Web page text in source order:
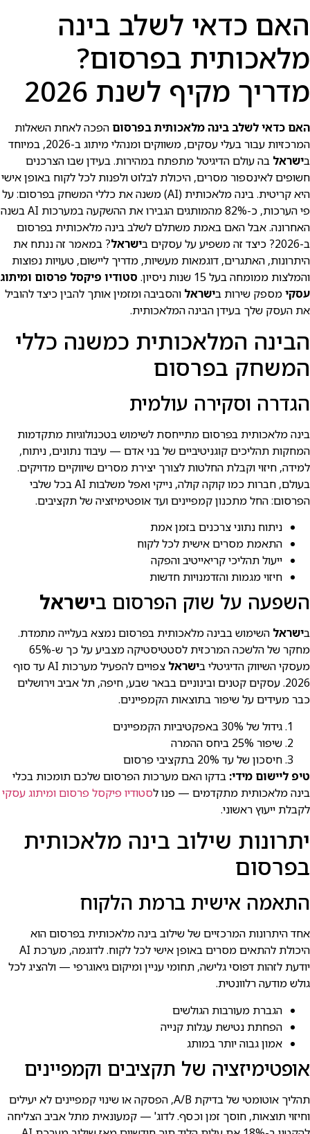
האם כדאי לשלב בינה
מלאכותית בפרסום?
מדריך מקיף לשנת 2026
האם כדאי לשלב בינה מלאכותית בפרסום הפכה לאחת השאלות
המרכזיות עבור בעלי עסקים, משווקים ומנהלי מיתוג ב-2026, במיוחד
בישראל בה עולם הדיגיטל מתפתח במהירות. בעידן שבו הצרכנים
חשופים לאינספור מסרים, היכולת לבלוט ולפנות לכל לקוח באופן אישי
היא קריטית. בינה מלאכותית (AI) משנה את כללי המשחק בפרסום: על
פי הערכות, כ-82% מהמותגים הגבירו את ההשקעה במערכות AI בשנה
האחרונה. אבל האם באמת משתלם לשלב בינה מלאכותית בפרסום
ב-2026? כיצד זה משפיע על עסקים ב
ישראל? במאמר זה ננתח את
היתרונות, האתגרים, דוגמאות מעשיות, מדריך ליישום, טעויות נפוצות
והמלצות ממומחה בעל 15 שנות ניסיון.
סטודיו פיקסל פרסום ומיתוג
עסקימספק שירות בישראל והסביבה ומזמין אותך להבין כיצד להוביל
את העסק שלך בעידן הבינה המלאכותית.
הבינה המלאכותית כמשנה כללי
המשחק בפרסום
הגדרה וסקירה עולמית
בינה מלאכותית בפרסום מתייחסת לשימוש בטכנולוגיות מתקדמות
המחקות תהליכים קוגניטיביים של בני אדם — עיבוד נתונים, ניתוח,
למידה, חיזוי וקבלת החלטות לצורך יצירת מסרים שיווקיים מדויקים.
בעולם, חברות כמו קוקה קולה, נייקי ואפל משלבות AI בכל שלבי
הפרסום: החל מתכנון קמפיינים ועד אופטימיזציה של תקציבים.
ניתוח נתוני צרכנים בזמן אמת
התאמת מסרים אישית לכל לקוח
ייעול תהליכי קריאייטיב והפקה
חיזוי מגמות והזדמנויות חדשות
השפעה על שוק הפרסום בישראל
בישראל השימוש בבינה מלאכותית בפרסום נמצא בעלייה מתמדת.
מחקר של הלשכה המרכזית לסטטיסטיקה מצביע על כך ש-65%
מעסקי השיווק הדיגיטלי בישראל
צפויים להפעיל מערכות AI עד סוף
2026. עסקים קטנים ובינוניים בבאר שבע, חיפה, תל אביב וירושלים
כבר מעידים על שיפור בתוצאות הקמפיינים.
גידול של 30% באפקטיביות הקמפיינים
שיפור 25% ביחס ההמרה
חיסכון של עד 20% בתקציבי פרסום
טיפ ליישום מידי: בדקו האם מערכות הפרסום שלכם תומכות בכלי
בינה מלאכותית מתקדמים — פנו לסטודיו פיקסל פרסום ומיתוג עסקי
לקבלת ייעוץ ראשוני.
יתרונות שילוב בינה מלאכותית
בפרסום
התאמה אישית ברמת הלקוח
אחד היתרונות המרכזיים של שילוב בינה מלאכותית בפרסום הוא
היכולת להתאים מסרים באופן אישי לכל לקוח. לדוגמה, מערכת AI
יודעת לזהות דפוסי גלישה, תחומי עניין ומיקום גיאוגרפי — ולהציג לכל
גולש מודעה רלוונטית.
הגברת מעורבות הגולשים
הפחתת נטישת עגלות קנייה
אמון גבוה יותר במותג
אופטימיזציה של תקציבים וקמפיינים
תהליך אוטומטי של בדיקת A/B, הפסקה או שינוי קמפיינים לא יעילים
וחיזוי תוצאות, חוסך זמן וכסף. לדוג' — קמעונאית מתל אביב הצליחה